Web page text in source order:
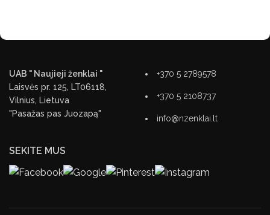
UAB " Naujieji ženklai "
Laisvės pr. 125, LT06118,
Vilnius, Lietuva
"Pasažas pas Juozapą"
+370 5 2789578
+370 5 2108737
info@nzenklai.lt
SEKITE MUS